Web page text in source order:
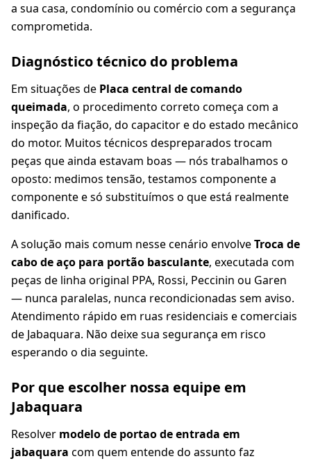
a sua casa, condomínio ou comércio com a segurança
comprometida.
Diagnóstico técnico do problema
Em situações de Placa central de comando
queimada, o procedimento correto começa com a
inspeção da fiação, do capacitor e do estado mecânico
do motor. Muitos técnicos despreparados trocam
peças que ainda estavam boas — nós trabalhamos o
oposto: medimos tensão, testamos componente a
componente e só substituímos o que está realmente
danificado.
A solução mais comum nesse cenário envolveTroca de
cabo de aço para portão basculante, executada com
peças de linha original PPA, Rossi, Peccinin ou Garen
— nunca paralelas, nunca recondicionadas sem aviso.
Atendimento rápido em ruas residenciais e comerciais
de Jabaquara. Não deixe sua segurança em risco
esperando o dia seguinte.
Por que escolher nossa equipe em
Jabaquara
Resolver modelo de portao de entrada em
jabaquara com quem entende do assunto faz